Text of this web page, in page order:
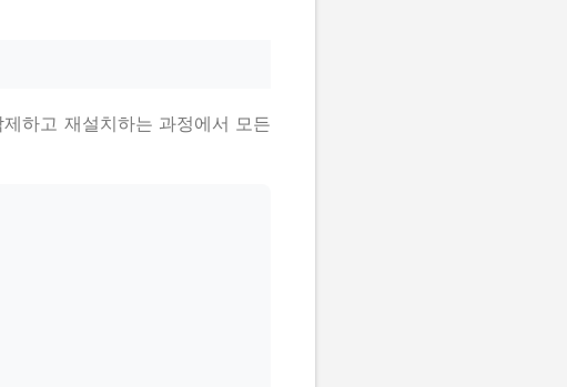
하고 재설치하는 과정에서 모든